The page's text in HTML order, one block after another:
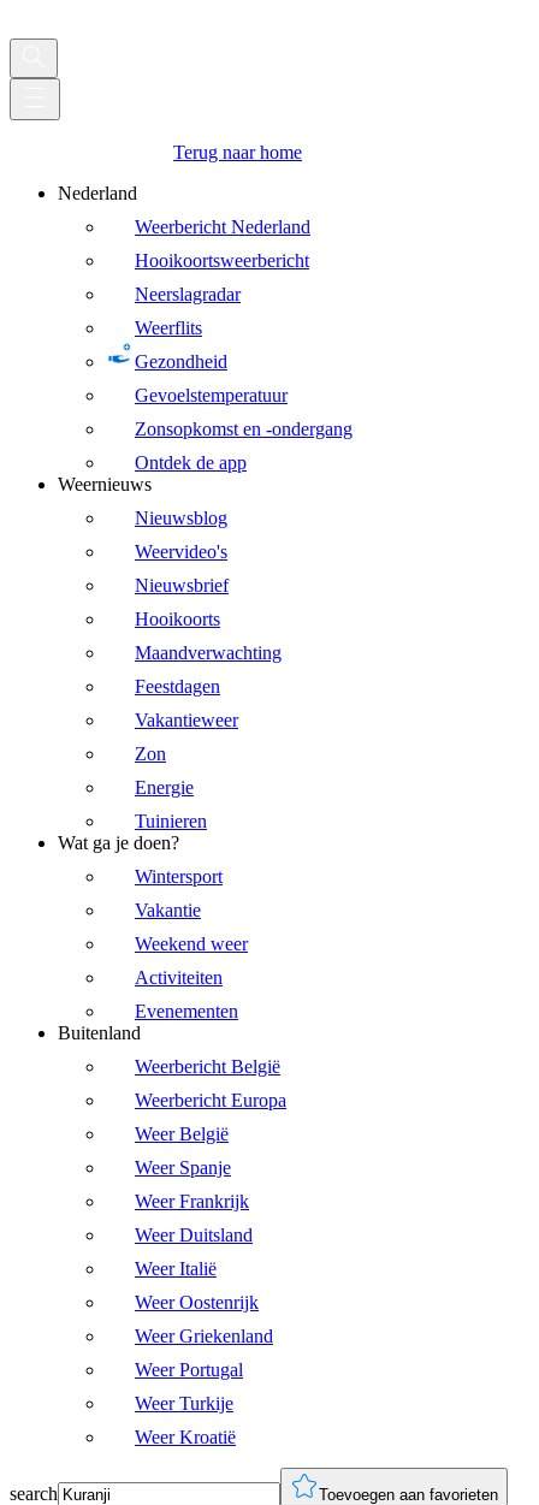
Terug naar home
Nederland
Weerbericht Nederland
Hooikoortsweerbericht
Neerslagradar
Weerflits
Gezondheid
Gevoelstemperatuur
Zonsopkomst en -ondergang
Ontdek de app
Weernieuws
Nieuwsblog
Weervideo's
Nieuwsbrief
Hooikoorts
Maandverwachting
Feestdagen
Vakantieweer
Zon
Energie
Tuinieren
Wat ga je doen?
Wintersport
Vakantie
Weekend weer
Activiteiten
Evenementen
Buitenland
Weerbericht België
Weerbericht Europa
Weer België
Weer Spanje
Weer Frankrijk
Weer Duitsland
Weer Italië
Weer Oostenrijk
Weer Griekenland
Weer Portugal
Weer Turkije
Weer Kroatië
search Toevoegen aan favorieten